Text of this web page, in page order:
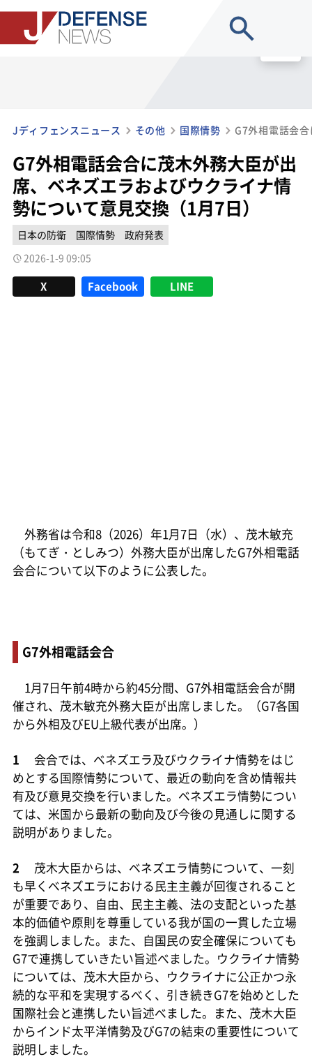
Jディフェンスニュース その他 国際情勢
G7外相電話会合に茂木外務大臣が出
席、ベネズエラおよびウクライナ情
勢について意見交換（1月7日）
日本の防衛 国際情勢
政府発表
2026-1-9 09:05
X Facebook LINE
外務省は令和8（2026）年1月7日（水）、茂木敏充
（もてぎ・としみつ）外務大臣が出席したG7外相電話
会合について以下のように公表した。
G7外相電話会合
1月7日午前4時から約45分間、G7外相電話会合が開
催され、茂木敏充外務大臣が出席しました。（G7各国
から外相及びEU上級代表が出席。）
1 会合では、ベネズエラ及びウクライナ情勢をはじ
めとする国際情勢について、最近の動向を含め情報共
有及び意見交換を行いました。ベネズエラ情勢につい
ては、米国から最新の動向及び今後の見通しに関する
説明がありました。
2 茂木大臣からは、ベネズエラ情勢について、一刻
も早くベネズエラにおける民主主義が回復されること
が重要であり、自由、民主主義、法の支配といった基
本的価値や原則を尊重している我が国の一貫した立場
を強調しました。また、自国民の安全確保についても
G7で連携していきたい旨述べました。ウクライナ情勢
については、茂木大臣から、ウクライナに公正かつ永
続的な平和を実現するべく、引き続きG7を始めとした
国際社会と連携したい旨述べました。また、茂木大臣
からインド太平洋情勢及びG7の結束の重要性について
説明しました。